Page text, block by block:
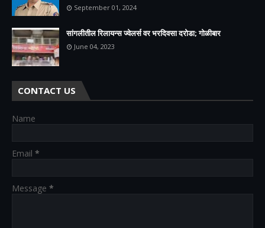
September 01, 2024
सांगलीतील रिलायन्स ज्वेलर्स वर भरदिवसा दरोडा; गोळीबार
June 04, 2023
CONTACT US
Name
Email *
Message *